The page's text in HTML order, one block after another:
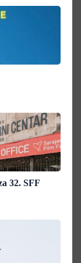
32. SFF